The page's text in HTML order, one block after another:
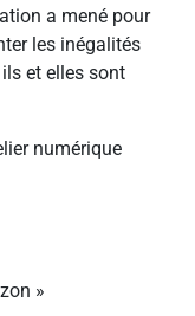
a mené pour
les inégalités
et elles sont
numérique
»